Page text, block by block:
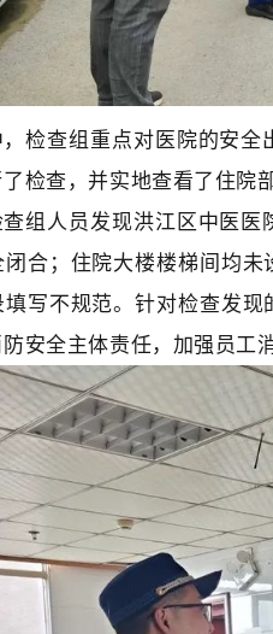
检查组重点对医院的安
检查，并实地查看了住院
组人员发现洪江区中医
合；住院大楼楼梯间均
写不规范。针对检查发
安全主体责任，加强员工